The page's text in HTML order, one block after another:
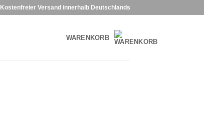
Kostenfreier Versand innerhalb Deutschlands
WARENKORB